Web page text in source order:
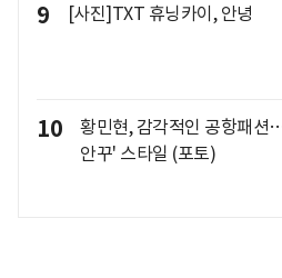
9 [사진]TXT 휴닝카이, 안녕
10
황민현, 감각적인 공항패션
안꾸' 스타일 (포토)